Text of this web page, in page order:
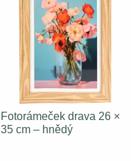
Fotorámeček drava 26 ×
35 cm – hnědý